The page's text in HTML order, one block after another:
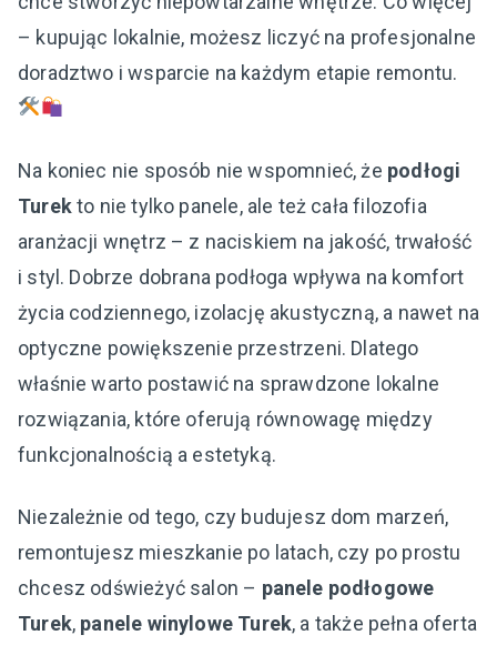
– kupując lokalnie, możesz liczyć na profesjonalne
doradztwo i wsparcie na każdym etapie remontu.
Na koniec nie sposób nie wspomnieć, że podłogi
Turekto nie tylko panele, ale też cała filozofia
aranżacji wnętrz – z naciskiem na jakość, trwałość
i styl. Dobrze dobrana podłoga wpływa na komfort
życia codziennego, izolację akustyczną, a nawet na
optyczne powiększenie przestrzeni. Dlatego
właśnie warto postawić na sprawdzone lokalne
rozwiązania, które oferują równowagę między
funkcjonalnością a estetyką.
Niezależnie od tego, czy budujesz dom marzeń,
remontujesz mieszkanie po latach, czy po prostu
chcesz odświeżyć salon – panele podłogowe
Turek, panele winylowe Turek, a także pełna oferta